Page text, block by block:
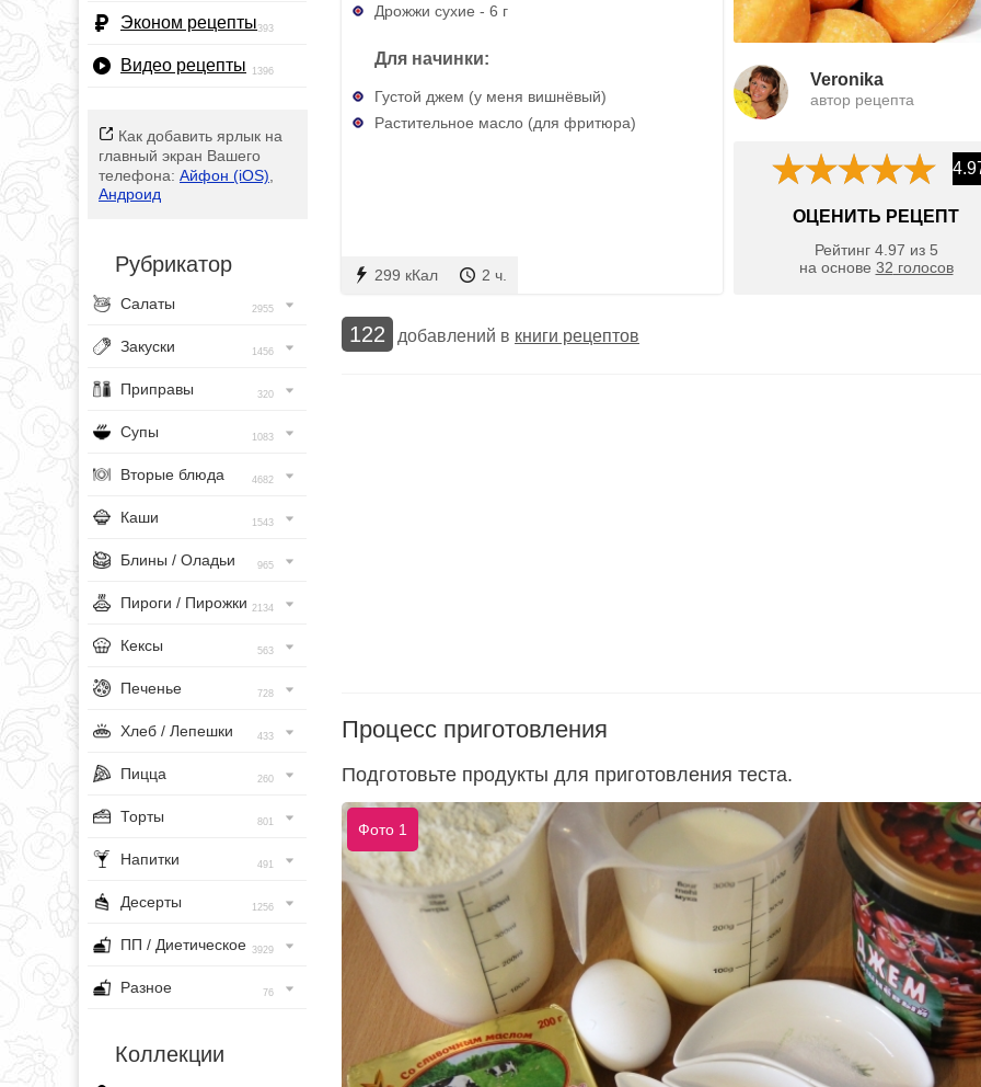
Эконом рецепты393
Видео рецепты 1396
Как добавить ярлык на
главный экран Вашего
телефона: Айфон (iOS)
Андроид
Рубрикатор
Салаты 2955
Закуски 1456
Приправы 320
Супы 1083
Вторые блюда 4682
Каши 1543
Блины / Оладьи 965
Пироги / Пирожки 2134
Кексы 563
Печенье 728
Хлеб / Лепешки 433
Пицца 260
Торты 801
Напитки 491
Десерты 1256
ПП / Диетическое 3929
Разное 76
Коллекции
Дрожжи сухие - 6 г
Для начинки:
Густой джем (у меня вишнёвый)
Растительное масло (для фритюра)
299 кКал 2 ч.
Veronika
автор рецепта
ОЦЕНИТЬ РЕЦЕПТ
Рейтинг 4.97 из 5
на основе 32 голосов
122 добавлений в книги рецептов
Процесс приготовления
Подготовьте продукты для приготовления теста.
Фото 1